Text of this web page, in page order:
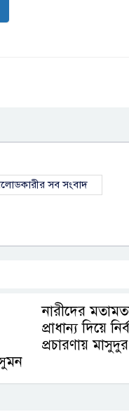
সব সংবাদ
নারীদের
প্রাধান্য দিয়ে
প্রচারণায় মাসুদুর